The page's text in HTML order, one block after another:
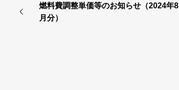
燃料費調整単価等のお知らせ（2024年8
月分）